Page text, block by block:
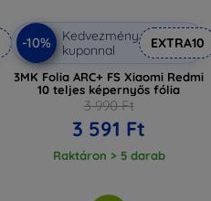
-10%
Kedvezmény
kuponnal
EXTRA10
3MK Folia ARC+ FS Xiaomi Redmi
10 teljes képernyős fólia
3 990 Ft
3 591 Ft
Raktáron > 5 darab